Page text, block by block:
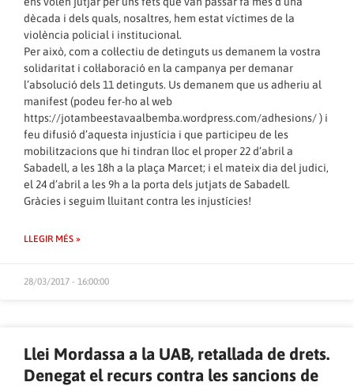
dècada i dels quals, nosaltres, hem estat víctimes de la
violència policial i institucional.
Per això, com a col·lectiu de detinguts us demanem la vostra
solidaritat i col·laboració en la campanya per demanar
l’absolució dels 11 detinguts. Us demanem que us adheriu al
manifest (podeu fer-ho al web
https://jotambeestavaalbemba.wordpress.com/adhesions/) i
feu difusió d’aquesta injustícia i que participeu de les
mobilitzacions que hi tindran lloc el proper 22 d’abril a
Sabadell, a les 18h a la plaça Marcet; i el mateix dia del judici,
el 24 d’abril a les 9h a la porta dels jutjats de Sabadell.
Gràcies i seguim lluitant contra les injustícies!
LLEGIR MÉS »
28/03/2017 - 16:00:00
Llei Mordassa a la UAB, retallada de drets.
Denegat el recurs contra les sancions de